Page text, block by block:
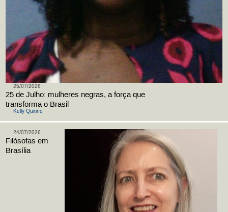
Kelly Quirino
25/07/2026
25 de Julho: mulheres negras, a força que
transforma o Brasil
24/07/2026
Filósofas em
Brasília